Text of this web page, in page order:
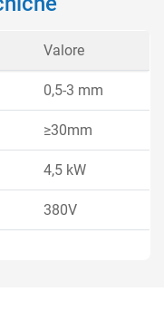
Valore
0,5-3 mm
≥30mm
4,5 kW
380V